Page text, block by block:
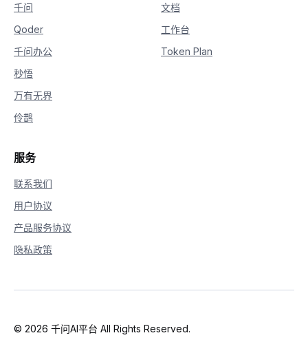
print(
delta.
千问
Qoder
千问办公
秒悟
万有无界
伶鹊
文档
工作台
Token Plan
服务
联系我们
用户协议
产品服务协议
隐私政策
© 2026 千问AI平台 All Rights Reserved.